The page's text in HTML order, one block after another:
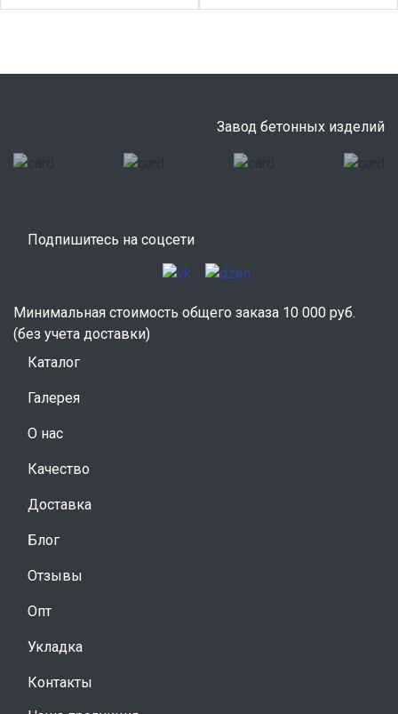
Завод бетонных изделий
Подпишитесь на соцсети
Минимальная стоимость общего заказа 10 000 руб.
(без учета доставки)
Каталог
Галерея
О нас
Качество
Доставка
Блог
Отзывы
Опт
Укладка
Контакты